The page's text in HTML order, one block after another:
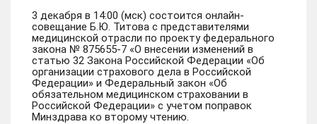
3 декабря в 14:00 (мск) состоится онлайн-
совещание Б.Ю. Титова с представителями
медицинской отрасли по проекту федерального
закона № 875655-7 «О внесении изменений в
статью 32 Закона Российской Федерации «Об
организации страхового дела в Российской
Федерации» и Федеральный закон «Об
обязательном медицинском страховании в
Российской Федерации» с учетом поправок
Минздрава ко второму чтению.